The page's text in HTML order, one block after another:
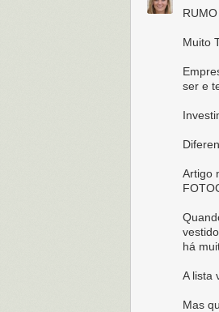
Muito
ser e
Artigo
há
A lista
Mas